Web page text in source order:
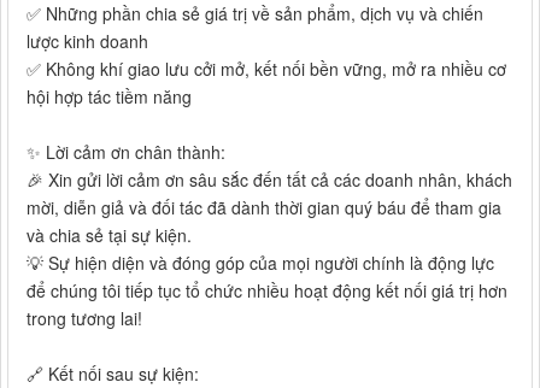
✅ Những phần chia sẻ giá trị về sản phẩm, dịch vụ và chiến
lược kinh doanh
✅ Không khí giao lưu cởi mở, kết nối bền vững, mở ra nhiều cơ
hội hợp tác tiềm năng
✨ Lời cảm ơn chân thành:
🎉 Xin gửi lời cảm ơn sâu sắc đến tất cả các doanh nhân, khách
mời, diễn giả và đối tác đã dành thời gian quý báu để tham gia
và chia sẻ tại sự kiện.
💡 Sự hiện diện và đóng góp của mọi người chính là động lực
để chúng tôi tiếp tục tổ chức nhiều hoạt động kết nối giá trị hơn
trong tương lai!
🔗 Kết nối sau sự kiện: